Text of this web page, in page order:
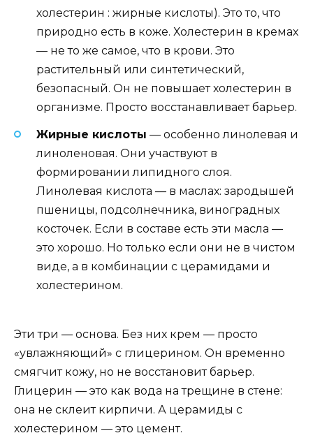
холестерин : жирные кислоты). Это то, что
природно есть в коже. Холестерин в кремах
— не то же самое, что в крови. Это
растительный или синтетический,
безопасный. Он не повышает холестерин в
организме. Просто восстанавливает барьер.
Жирные кислоты — особенно линолевая и
линоленовая. Они участвуют в
формировании липидного слоя.
Линолевая кислота — в маслах: зародышей
пшеницы, подсолнечника, виноградных
косточек. Если в составе есть эти масла —
это хорошо. Но только если они не в чистом
виде, а в комбинации с церамидами и
холестерином.
Эти три — основа. Без них крем — просто
«увлажняющий» с глицерином. Он временно
смягчит кожу, но не восстановит барьер.
Глицерин — это как вода на трещине в стене:
она не склеит кирпичи. А церамиды с
холестерином — это цемент.